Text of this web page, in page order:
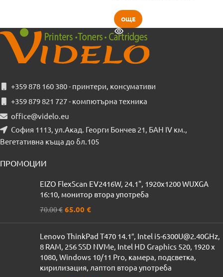
ОЩЕ
+359 878 160 380 - принтери, консумативи
+359 879 821 727 - компютърна техника
office@videlo.eu
София 1113, ул.Акад. Георги Бончев 21, БАН IV км.,
Вегетативна къща до бл.105
ПРОМОЦИИ
EIZO FlexScan EV2416W, 24.1", 1920x1200 WUXGA
16:10, монитор втора употреба
70.00€ 65.00 €
Lenovo ThinkPad T470 14.1″, Intel i5-6300U@2.40GHz,
8 RAM, 256 SSD NVMe, Intel HD Graphics 520, 1920 x
1080, Windows 10/11 Pro, камера, подсветка,
кирилизация, лаптоп втора употреба